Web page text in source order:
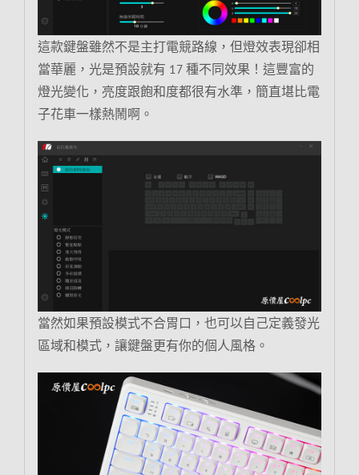
這款鍵盤雖然不是主打電競路線，但燈效表現卻相
當華麗，光是預設就有 17 種不同效果！這豐富的
燈光變化，亮度跟飽和度都很有水準，簡直堪比電
子花車一樣熱鬧啊。
當然如果預設模式不合胃口，也可以自己定義發光
區域和模式，讓鍵盤更有你的個人風格。